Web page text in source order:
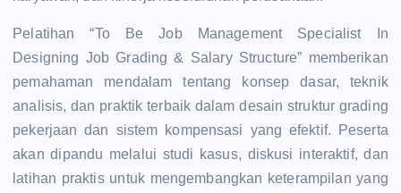
Pelatihan “To Be Job Management Specialist In
Designing Job Grading & Salary Structure” memberikan
pemahaman mendalam tentang konsep dasar, teknik
analisis, dan praktik terbaik dalam desain struktur grading
pekerjaan dan sistem kompensasi yang efektif. Peserta
akan dipandu melalui studi kasus, diskusi interaktif, dan
latihan praktis untuk mengembangkan keterampilan yang